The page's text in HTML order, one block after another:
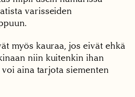
varisseiden
myös kauraa, jos eivät ehkä
niin kuitenkin ihan
aina tarjota siementen